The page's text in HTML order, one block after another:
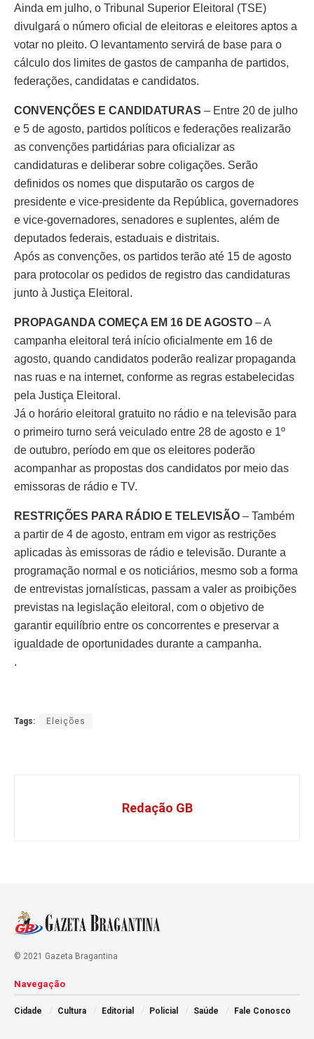
Ainda em julho, o Tribunal Superior Eleitoral (TSE)
divulgará o número oficial de eleitoras e eleitores aptos a
votar no pleito. O levantamento servirá de base para o
cálculo dos limites de gastos de campanha de partidos,
federações, candidatas e candidatos.
CONVENÇÕES E CANDIDATURAS – Entre 20 de julho
e 5 de agosto, partidos políticos e federações realizarão
as convenções partidárias para oficializar as
candidaturas e deliberar sobre coligações. Serão
definidos os nomes que disputarão os cargos de
presidente e vice-presidente da República, governadores
e vice-governadores, senadores e suplentes, além de
deputados federais, estaduais e distritais.
Após as convenções, os partidos terão até 15 de agosto
para protocolar os pedidos de registro das candidaturas
junto à Justiça Eleitoral.
PROPAGANDA COMEÇA EM 16 DE AGOSTO – A
campanha eleitoral terá início oficialmente em 16 de
agosto, quando candidatos poderão realizar propaganda
nas ruas e na internet, conforme as regras estabelecidas
pela Justiça Eleitoral.
Já o horário eleitoral gratuito no rádio e na televisão para
o primeiro turno será veiculado entre 28 de agosto e 1º
de outubro, período em que os eleitores poderão
acompanhar as propostas dos candidatos por meio das
emissoras de rádio e TV.
RESTRIÇÕES PARA RÁDIO E TELEVISÃO – Também
a partir de 4 de agosto, entram em vigor as restrições
aplicadas às emissoras de rádio e televisão. Durante a
programação normal e os noticiários, mesmo sob a forma
de entrevistas jornalísticas, passam a valer as proibições
previstas na legislação eleitoral, com o objetivo de
garantir equilíbrio entre os concorrentes e preservar a
igualdade de oportunidades durante a campanha.
.
Tags: Eleições
Redação GB
© 2021 Gazeta Bragantina
Navegação
Cidade Cultura Editorial Policial Saúde Fale Conosco